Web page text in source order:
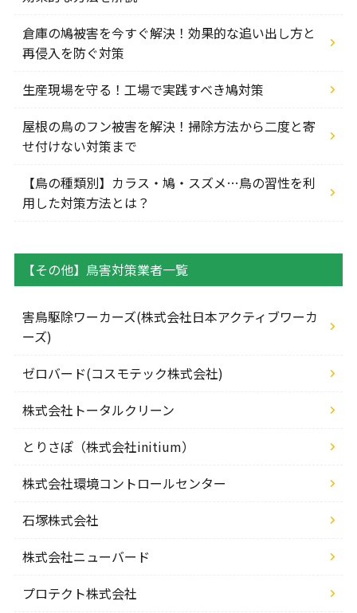
倉庫の鳩被害を今すぐ解決！効果的な追い出し方と
再侵入を防ぐ対策
生産現場を守る！工場で実践すべき鳩対策
屋根の鳥のフン被害を解決！掃除方法から二度と寄
せ付けない対策まで
【鳥の種類別】カラス・鳩・スズメ…鳥の習性を利
用した対策方法とは？
【その他】鳥害対策業者一覧
害鳥駆除ワーカーズ(株式会社日本アクティブワーカ
ーズ)
ゼロバード(コスモテック株式会社)
株式会社トータルクリーン
とりさぽ（株式会社initium）
株式会社環境コントロールセンター
石塚株式会社
株式会社ニューバード
プロテクト株式会社